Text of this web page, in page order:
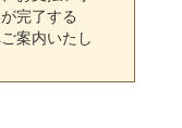
完了する
案内いたし